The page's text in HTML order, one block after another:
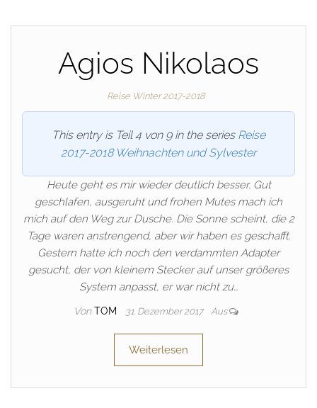
Agios Nikolaos
Reise Winter 2017-2018
This entry is Teil 4 von 9 in the series Reise
2017-2018 Weihnachten und Sylvester
Heute geht es mir wieder deutlich besser. Gut
geschlafen, ausgeruht und frohen Mutes mach ich
mich auf den Weg zur Dusche. Die Sonne scheint, die 2
Tage waren anstrengend, aber wir haben es geschafft.
Gestern hatte ich noch den verdammten Adapter
gesucht, der von kleinem Stecker auf unser größeres
System anpasst, er war nicht zu…
Von TOM 31. Dezember 2017 Aus
Weiterlesen